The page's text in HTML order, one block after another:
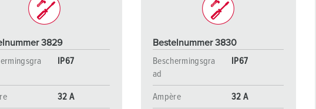
3829
IP67
32 A
Bestelnummer 3830
Beschermingsgra
ad
IP67
Ampère 32 A